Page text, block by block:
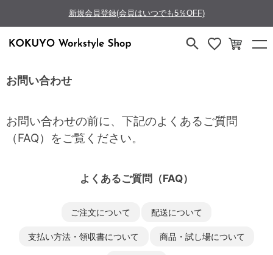
新規会員登録(会員はいつでも5％OFF)
お問い合わせ
お問い合わせの前に、下記のよくあるご質問
（FAQ）をご覧ください。
よくあるご質問（FAQ）
ご注文について 配送について
支払い方法・領収書について 商品・試し場について